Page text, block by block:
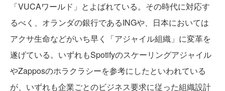
「VUCAワールド」とよばれている。その時代に対応す
るべく、オランダの銀行であるINGや、日本においては
アクサ生命などがいち早く「アジャイル組織」に変革を
遂げている。いずれもSpotifyのスケーリングアジャイル
やZapposのホラクラシーを参考にしたといわれている
が、いずれも企業ごとのビジネス要求に従った組織設計